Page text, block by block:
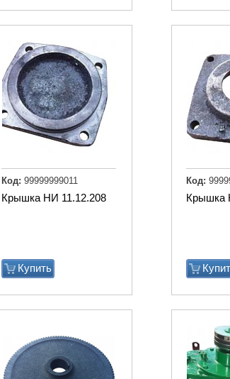
Крышка НИ 11.12.208
Купить
Код: 99999999011
Крышка
Код: